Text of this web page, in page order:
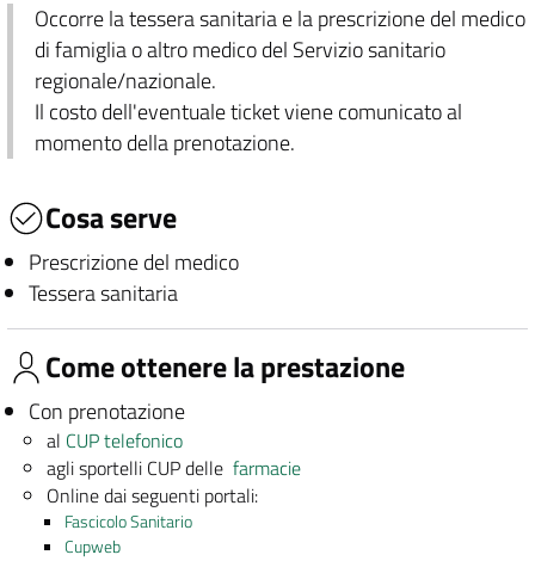
Occorre la tessera sanitaria e la prescrizione del medico
di famiglia o altro medico del Servizio sanitario
regionale/nazionale.
Il costo dell'eventuale ticket viene comunicato al
momento della prenotazione.
Cosa serve
Prescrizione del medico
Tessera sanitaria
Come ottenere la prestazione
Con prenotazione
al CUP telefonico
agli sportelli CUP dellefarmacie
Online dai seguenti portali:
Fascicolo Sanitario
Cupweb